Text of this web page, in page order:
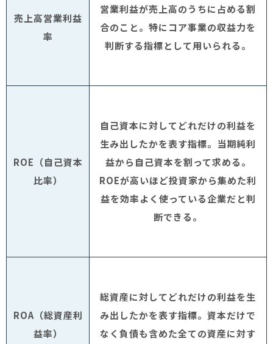
売上高営業利益
率
営業利益が売上高のうちに占める割
合のこと。特にコア事業の収益力を
判断する指標として用いられる。
ROE （自己資本
比率）
自己資本に対してどれだけの利益を
生み出したかを表す指標。当期純利
益から自己資本を割って求める。
ROEが高いほど投資家から集めた利
益を効率よく使っている企業だと判
断できる。
ROA （総資産利
益率）
総資産に対してどれだけの利益を生
み出したかを表す指標。資本だけで
なく負債も含めた全ての資産に対す